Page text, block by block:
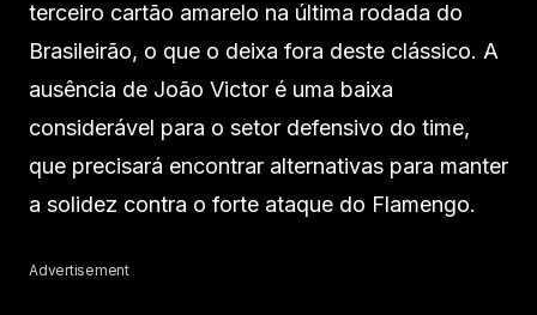
terceiro cartão amarelo na última rodada do
Brasileirão, o que o deixa fora deste clássico. A
ausência de João Victor é uma baixa
considerável para o setor defensivo do time,
que precisará encontrar alternativas para manter
a solidez contra o forte ataque do Flamengo.
Advertisement